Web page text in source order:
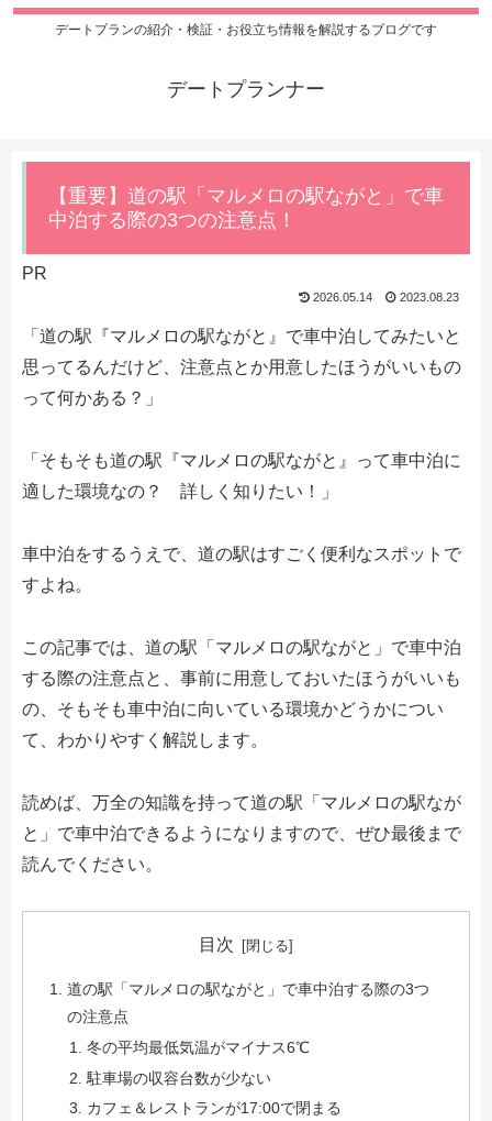
デートプランの紹介・検証・お役立ち情報を解説するブログです
デートプランナー
【重要】道の駅「マルメロの駅ながと」で車
中泊する際の3つの注意点！
PR
2026.05.14 2023.08.23
「道の駅『マルメロの駅ながと』で車中泊してみたいと
思ってるんだけど、注意点とか用意したほうがいいもの
って何かある？」
「そもそも道の駅『マルメロの駅ながと』って車中泊に
適した環境なの？ 詳しく知りたい！」
車中泊をするうえで、道の駅はすごく便利なスポットで
すよね。
この記事では、道の駅「マルメロの駅ながと」で車中泊
する際の注意点と、事前に用意しておいたほうがいいも
の、そもそも車中泊に向いている環境かどうかについ
て、わかりやすく解説します。
読めば、万全の知識を持って道の駅「マルメロの駅なが
と」で車中泊できるようになりますので、ぜひ最後まで
読んでください。
目次
道の駅「マルメロの駅ながと」で車中泊する際の3つ
の注意点
冬の平均最低気温がマイナス6℃
駐車場の収容台数が少ない
カフェ＆レストランが17:00で閉まる